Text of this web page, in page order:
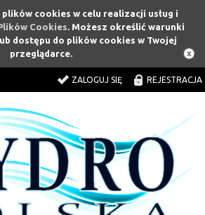
cookies w celu realizacji usług i
Cookies. Możesz określić warunki
dostępu do plików cookies w Twojej
przeglądarce.
ZALOGUJ SIĘ REJESTRACJA